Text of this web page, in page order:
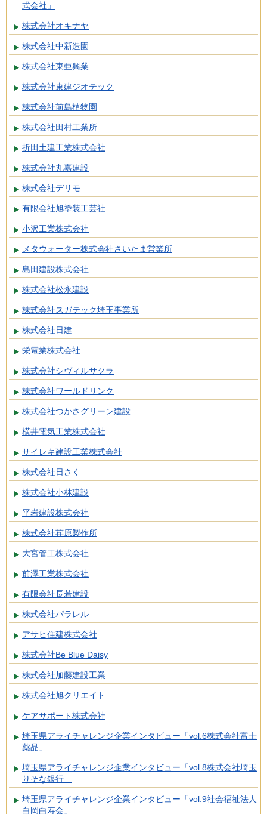
式会社」
株式会社オキナヤ
株式会社中新造園
株式会社東亜興業
株式会社東建ジオテック
株式会社前島植物園
株式会社田村工業所
折田土建工業株式会社
株式会社丸嘉建設
株式会社デリモ
有限会社旭塗装工芸社
小沢工業株式会社
メタウォーター株式会社さいたま営業所
島田建設株式会社
株式会社松永建設
株式会社スガテック埼玉事業所
株式会社日建
栄電業株式会社
株式会社シヴィルサクラ
株式会社ワールドリンク
株式会社つかさグリーン建設
横井電気工業株式会社
サイレキ建設工業株式会社
株式会社日さく
株式会社小林建設
平岩建設株式会社
株式会社荏原製作所
大宮管工株式会社
前澤工業株式会社
有限会社長若建設
株式会社パラレル
アサヒ住建株式会社
株式会社Be Blue Daisy
株式会社加藤建設工業
株式会社旭クリエイト
ケアサポート株式会社
埼玉県アライチャレンジ企業インタビュー「vol.6株式会社富士
薬品」
埼玉県アライチャレンジ企業インタビュー「vol.8株式会社埼玉
りそな銀行」
埼玉県アライチャレンジ企業インタビュー「vol.9社会福祉法人
白岡白寿会」